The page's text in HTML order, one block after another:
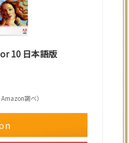
10 日本語版
調べ）